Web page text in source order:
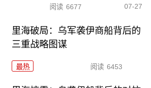
阅读 6677 07-27
里海破局：乌军袭伊商船背后的
三重战略图谋
最热 阅读 6453